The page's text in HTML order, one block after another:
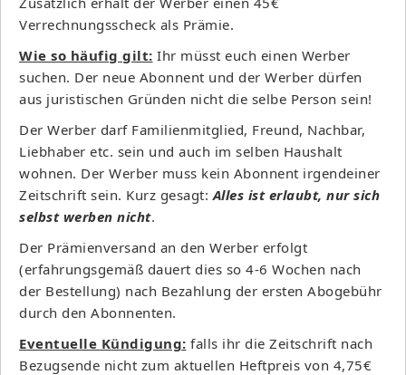
Verrechnungsscheck als Prämie.
Wie so häufig gilt: Ihr müsst euch einen Werber
suchen. Der neue Abonnent und der Werber dürfen
aus juristischen Gründen nicht die selbe Person sein!
Der Werber darf Familienmitglied, Freund, Nachbar,
Liebhaber etc. sein und auch im selben Haushalt
wohnen. Der Werber muss kein Abonnent irgendeiner
Zeitschrift sein. Kurz gesagt: Alles ist erlaubt, nur sich
selbst werben nicht.
Der Prämienversand an den Werber erfolgt
(erfahrungsgemäß dauert dies so 4-6 Wochen nach
der Bestellung) nach Bezahlung der ersten Abogebühr
durch den Abonnenten.
Eventuelle Kündigung: falls ihr die Zeitschrift nach
Bezugsende nicht zum aktuellen Heftpreis von 4,75€